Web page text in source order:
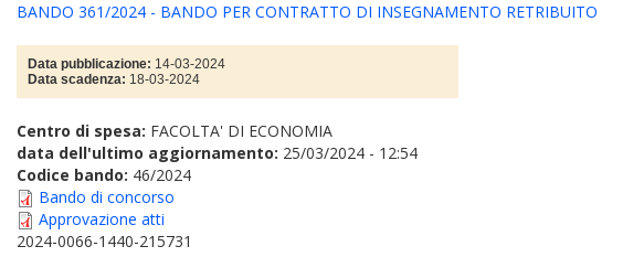
BANDO 361/2024 - BANDO PER CONTRATTO DI INSEGNAMENTO RETRIBUITO
Data pubblicazione: 14-03-2024
Data scadenza: 18-03-2024
Centro di spesa: FACOLTA' DI ECONOMIA
data dell'ultimo aggiornamento: 25/03/2024 - 12:54
Codice bando: 46/2024
Bando di concorso
Approvazione atti
2024-0066-1440-215731